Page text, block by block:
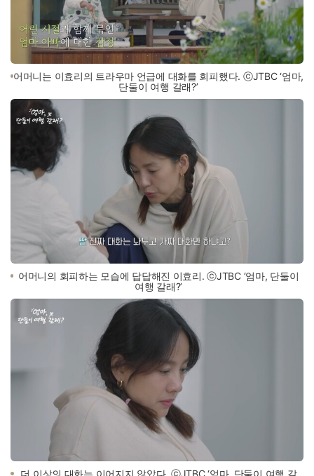
어머니는 이효리의 트라우마 언급에 대화를 회피했다. ⓒJTBC ‘엄마,
단둘이 여행 갈래?’
어머니의 회피하는 모습에 답답해진 이효리. ⓒJTBC ‘엄마, 단둘이
여행 갈래?’
더 이상의 대화는 이어지지 않았다. ⓒJTBC ‘엄마, 단둘이 여행 갈